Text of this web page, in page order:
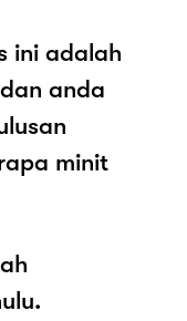
ini adalah
anda
minit